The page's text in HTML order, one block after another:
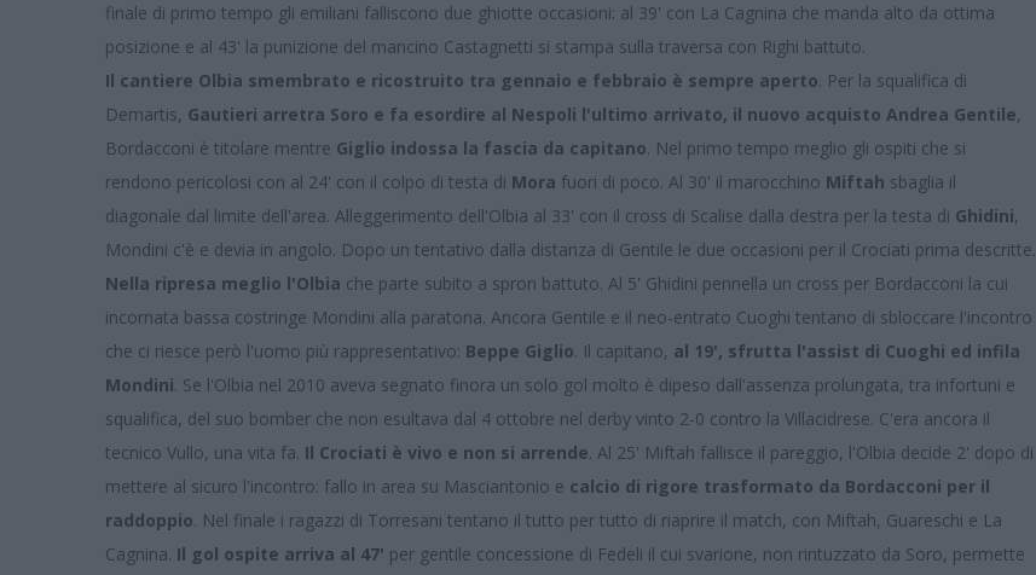
finale di primo tempo gli emiliani falliscono due ghiotte occasioni: al 39' con La Cagnina che manda alto da ottima
posizione e al 43' la punizione del mancino Castagnetti si stampa sulla traversa con Righi battuto.
Il cantiere Olbia smembrato e ricostruito tra gennaio e febbraio è sempre aperto. Per la squalifica di
Demartis, Gautieri arretra Soro e fa esordire al Nespoli l'ultimo arrivato, il nuovo acquisto Andrea Gentile,
Bordacconi è titolare mentre Giglio indossa la fascia da capitano. Nel primo tempo meglio gli ospiti che si
rendono pericolosi con al 24' con il colpo di testa di Mora fuori di poco. Al 30' il marocchino Miftah sbaglia il
diagonale dal limite dell'area. Alleggerimento dell'Olbia al 33' con il cross di Scalise dalla destra per la testa di Ghidini,
Mondini c'è e devia in angolo. Dopo un tentativo dalla distanza di Gentile le due occasioni per il Crociati prima descritte.
Nella ripresa meglio l'Olbia che parte subito a spron battuto. Al 5' Ghidini pennella un cross per Bordacconi la cui
incornata bassa costringe Mondini alla paratona. Ancora Gentile e il neo-entrato Cuoghi tentano di sbloccare l'incontro
che ci riesce però l'uomo più rappresentativo: Beppe Giglio. Il capitano, al 19', sfrutta l'assist di Cuoghi ed infila
Mondini. Se l'Olbia nel 2010 aveva segnato finora un solo gol molto è dipeso dall'assenza prolungata, tra infortuni e
squalifica, del suo bomber che non esultava dal 4 ottobre nel derby vinto 2-0 contro la Villacidrese. C'era ancora il
tecnico Vullo, una vita fa. Il Crociati è vivo e non si arrende. Al 25' Miftah fallisce il pareggio, l'Olbia decide 2' dopo di
mettere al sicuro l'incontro: fallo in area su Masciantonio e calcio di rigore trasformato da Bordacconi per il
raddoppio. Nel finale i ragazzi di Torresani tentano il tutto per tutto di riaprire il match, con Miftah, Guareschi e La
Cagnina. Il gol ospite arriva al 47' per gentile concessione di Fedeli il cui svarione, non rintuzzato da Soro, permette